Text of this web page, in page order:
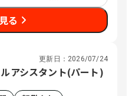
る
更新日： 2026/07/24
アシスタント(パート)